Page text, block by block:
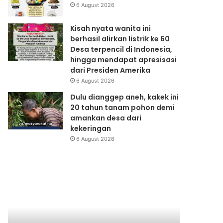
6 August 2026
Kisah nyata wanita ini
berhasil alirkan listrik ke 60
Desa terpencil di Indonesia,
hingga mendapat apresisasi
dari Presiden Amerika
6 August 2026
Dulu dianggep aneh, kakek ini
20 tahun tanam pohon demi
amankan desa dari
kekeringan
6 August 2026